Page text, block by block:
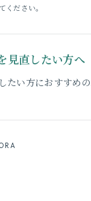
ください。
見直したい方へ
い方におすすめの